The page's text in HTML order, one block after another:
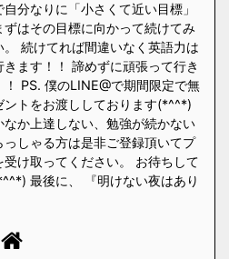
自分なりに「小さくて近い目標」
ずはその目標に向かって続けてみ
。 続けてれば間違いなく英語力は
きます！！ 諦めずに頑張って行き
！ PS. 僕のLINE@で期間限定で無
ントをお渡ししております(*^^*)
なか上達しない、勉強が続かない
っしゃる方は是非ご登録頂いてプ
受け取ってください。 お待ちして
最後に、 『明けない夜はあり